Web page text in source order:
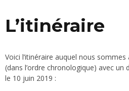
L’itinéraire
Voici l’itinéraire auquel nous
(dans l’ordre chronologique) avec un
le 10 juin 2019 :